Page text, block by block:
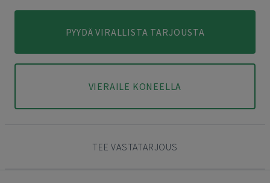
PYYDÄ VIRALLISTA TARJOUSTA
VIERAILE KONEELLA
TEE VASTATARJOUS